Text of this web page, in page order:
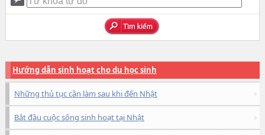
Hướng dẫn sinh hoạt cho du học sinh
Những thủ tục cần làm sau khi đến Nhật
Bắt đầu cuộc sống sinh hoạt tại Nhật